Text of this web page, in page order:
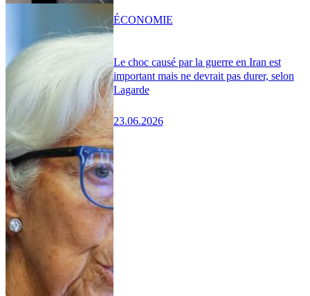
Le choc causé par la guerre en Iran est
important mais ne devrait pas durer, selon
Lagarde
23.06.2026
ÉCONOMIE